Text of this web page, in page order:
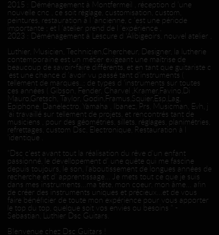
2015 : Déménagement à Montfermeil , réception d 'une
nouvelle cnc , ce soit réglage, customisation, custom,
peintures, restauration à l 'ancienne, c 'est une période
importante ; et l 'atelier prend de l 'expérience ,
2023 : Déménagement à Lescure d 'Alibigeoirs, nouvel atelier ,
Luthier, Musicien, Technicien,Chercheur, Designer, la lutherie
contemporaine est un métier exigeant une maîtrise de
beaucoup de savoir-faire différents, et en tant que guitariste c
'est une chance d 'avoir vu passé tant d'instruments (
tellement de marques..; de types d 'instruments sur toutes
ces années ( Gibson, Fender, Charvel ,Kramer,Favino,Di
Mauro,Gretsch, Taylor, Godin,Framus,Squier,Esp,Lag,
Epiphone, Danelectro, Yamaha , Ibanez, Prs, Musicman, Evh, j
'ai travaillé sur tellement de projets, et rencontrés tant de
musiciens , pour des géométries, sillets, réglages, planimétries,
refrettages, custom Dsc, Electronique, Restauration à l
'identique .
"Dsc c'est avant tout la réalisation du rêve d'un enfant
passionné, le devellopement d' une quête qui me fascine
depuis toujours, le son, l'aboutissement de longues années de
recherche et d' apprentissage... Je mets tout ce que je suis
dans mes instruments...ma tête, mon coeur, mon âme... afin
de créer des instruments uniques et précieux...et de vous
faire bénéficier de toute mon expérience pour vous apporter
le top du top, quelque soit vos envies ou besoins " -
Sebastian, Luthier Dsc Guitars.
BIenvenue chez Dsc Guitars !